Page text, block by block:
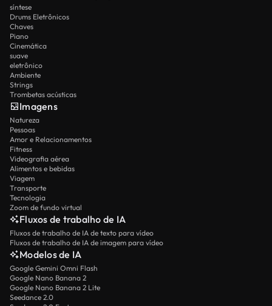
síntese
Drums Eletrônicos
Chaves
Piano
Cinemática
suave
eletrônico
Ambiente
Strings
Trombetas acústicas
Imagens
Natureza
Pessoas
Amor e Relacionamentos
Fitness
Videografia aérea
Alimentos e bebidas
Viagem
Transporte
Tecnologia
Zoom de fundo virtual
Fluxos de trabalho de IA
Fluxos de trabalho de IA de texto para vídeo
Fluxos de trabalho de IA de imagem para vídeo
Modelos de IA
Google Gemini Omni Flash
Google Nano Banana 2
Google Nano Banana 2 Lite
Seedance 2.0